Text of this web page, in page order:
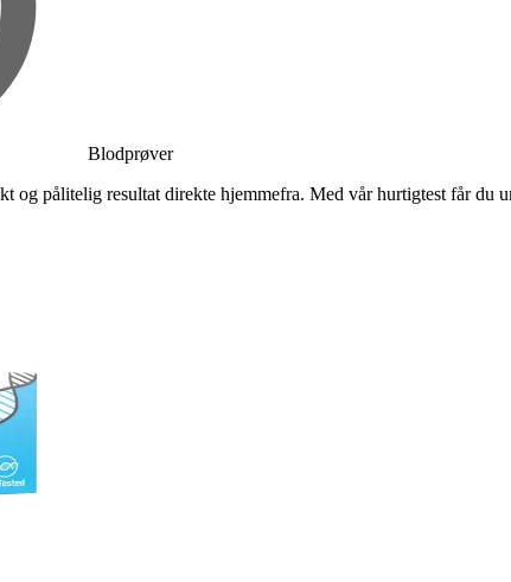
Blodprøver
og pålitelig resultat direkte hjemmefra. Med vår hurtigtest får